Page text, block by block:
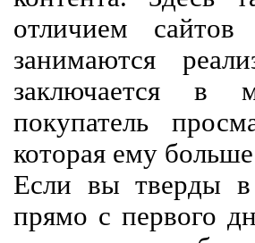
отличием
занимаются
заключается в
покупатель
которая ему
Если вы тверды в
прямо с первого